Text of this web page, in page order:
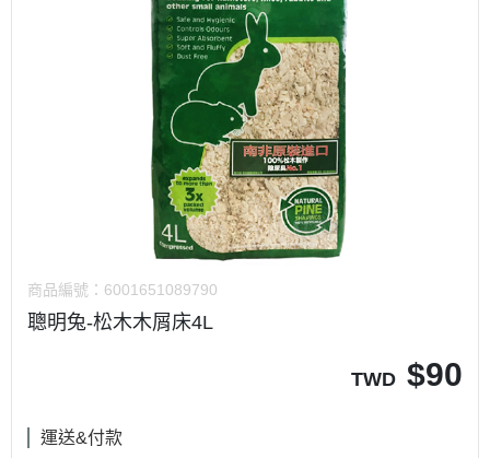
商品編號： 6001651089790
聰明兔-松木木屑床4L
TWD $90
運送&付款